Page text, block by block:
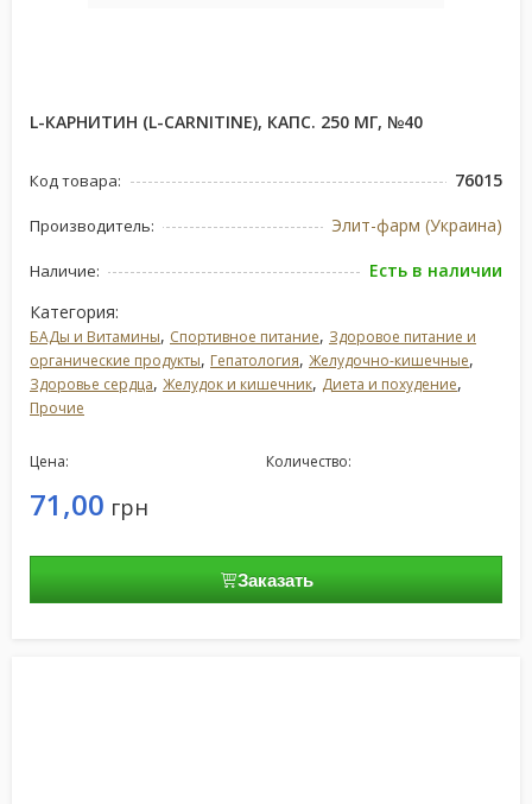
L-КАРНИТИН (L-CARNITINE), КАПС. 250 МГ, №40
Код товара: 76015
Производитель: Элит-фарм (Украина)
Наличие:
Есть в наличии
Категория:
БАДы и Витамины, Спортивное питание, Здоровое питание и
органические продукты, Гепатология, Желудочно-кишечные,
Здоровье сердца, Желудок и кишечник, Диета и похудение,
Прочие
Цена:
71,00 грн
Количество:
Заказать